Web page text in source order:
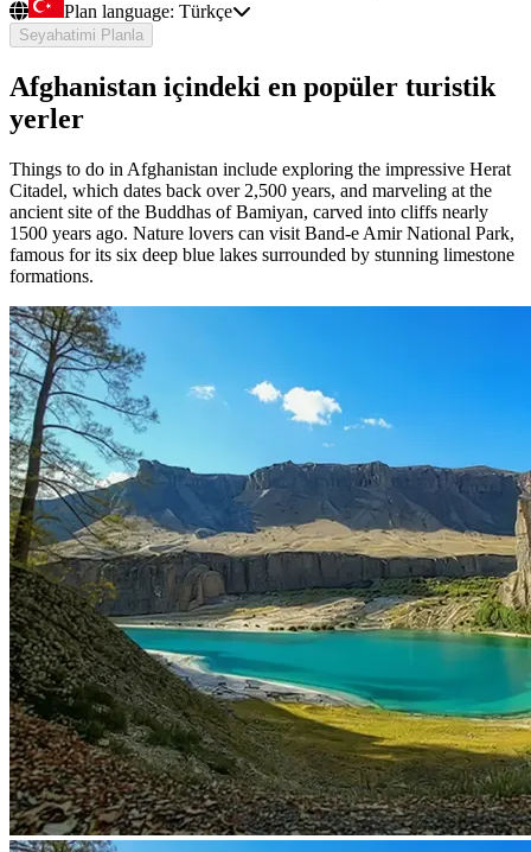
Plan language: Türkçe
Seyahatimi Planla
Afghanistan içindeki en popüler turistik
yerler
Things to do in Afghanistan include exploring the impressive Herat
Citadel, which dates back over 2,500 years, and marveling at the
ancient site of the Buddhas of Bamiyan, carved into cliffs nearly
1500 years ago. Nature lovers can visit Band-e Amir National Park,
famous for its six deep blue lakes surrounded by stunning limestone
formations.